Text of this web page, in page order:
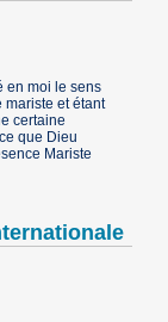
en moi le sens
mariste et étant
certaine
que Dieu
Mariste